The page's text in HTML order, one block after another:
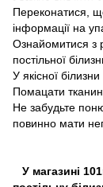
Переконатися,
інформації на
Ознайомитися з
постільної
У якісної
Помацати
Не забудьте
повинно мати
У магазині